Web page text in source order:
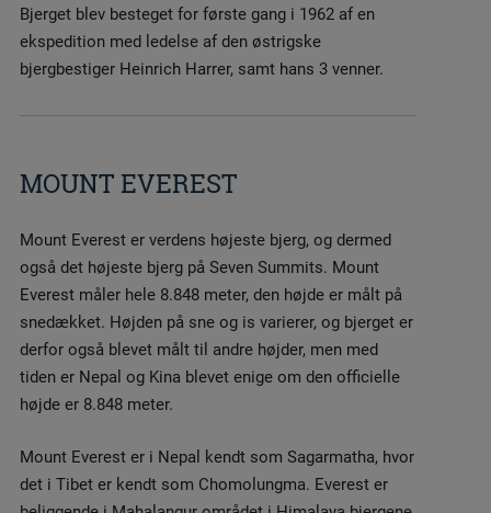
Bjerget blev besteget for første gang i 1962 af en
ekspedition med ledelse af den østrigske
bjergbestiger Heinrich Harrer, samt hans 3 venner.
MOUNT EVEREST
Mount Everest er verdens højeste bjerg, og dermed
også det højeste bjerg på Seven Summits. Mount
Everest måler hele 8.848 meter, den højde er målt på
snedækket. Højden på sne og is varierer, og bjerget er
derfor også blevet målt til andre højder, men med
tiden er Nepal og Kina blevet enige om den officielle
højde er 8.848 meter.
Mount Everest er i Nepal kendt som Sagarmatha, hvor
det i Tibet er kendt som Chomolungma. Everest er